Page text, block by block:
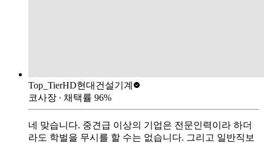
Top_TierHD현대건설기계
코사장 ∙ 채택률 96%
네 맞습니다. 중견급 이상의 기업은 전문인력이라 하더
라도 학벌을 무시를 할 수는 없습니다. 그리고 일반직보